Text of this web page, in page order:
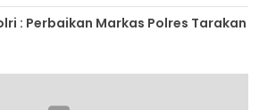
: Perbaikan Markas Polres Tarakan